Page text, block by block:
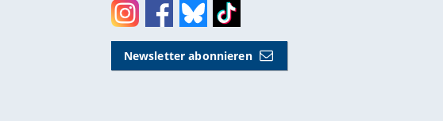
InstagramFacebookBlueskyToktok
Newsletter abonnieren